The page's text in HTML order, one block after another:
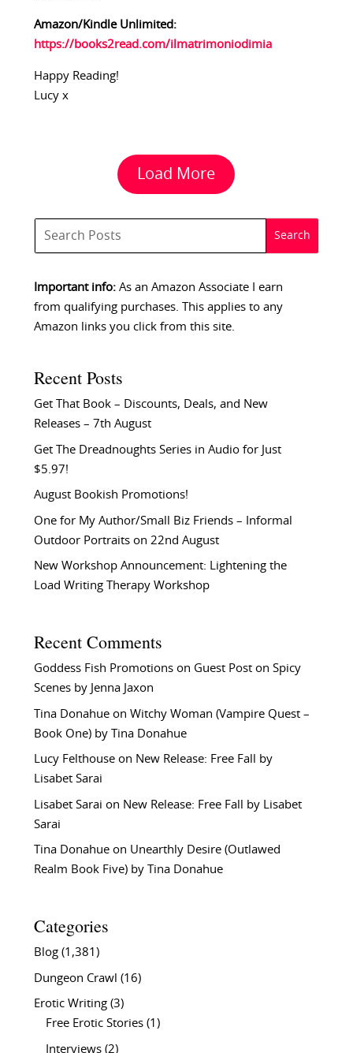
Amazon/Kindle Unlimited:
https://books2read.com/ilmatrimoniodimia
Happy Reading!
Lucy x
Load More
Important info:As an Amazon Associate I earn
from qualifying purchases. This applies to any
Amazon links you click from this site.
Recent Posts
Get That Book – Discounts, Deals, and New
Releases – 7th August
Get The Dreadnoughts Series in Audio for Just
$5.97!
August Bookish Promotions!
One for My Author/Small Biz Friends – Informal
Outdoor Portraits on 22nd August
New Workshop Announcement: Lightening the
Load Writing Therapy Workshop
Recent Comments
Goddess Fish Promotionson Guest Post on Spicy
Scenes by Jenna Jaxon
Tina Donahueon Witchy Woman (Vampire Quest –
Book One) by Tina Donahue
Lucy Felthouseon New Release: Free Fall by
Lisabet Sarai
Lisabet Sarai on New Release: Free Fall by Lisabet
Sarai
Tina Donahueon Unearthly Desire (Outlawed
Realm Book Five) by Tina Donahue
Categories
Blog(1,381)
Dungeon Crawl (16)
Erotic Writing(3)
Free Erotic Stories(1)
Interviews(2)